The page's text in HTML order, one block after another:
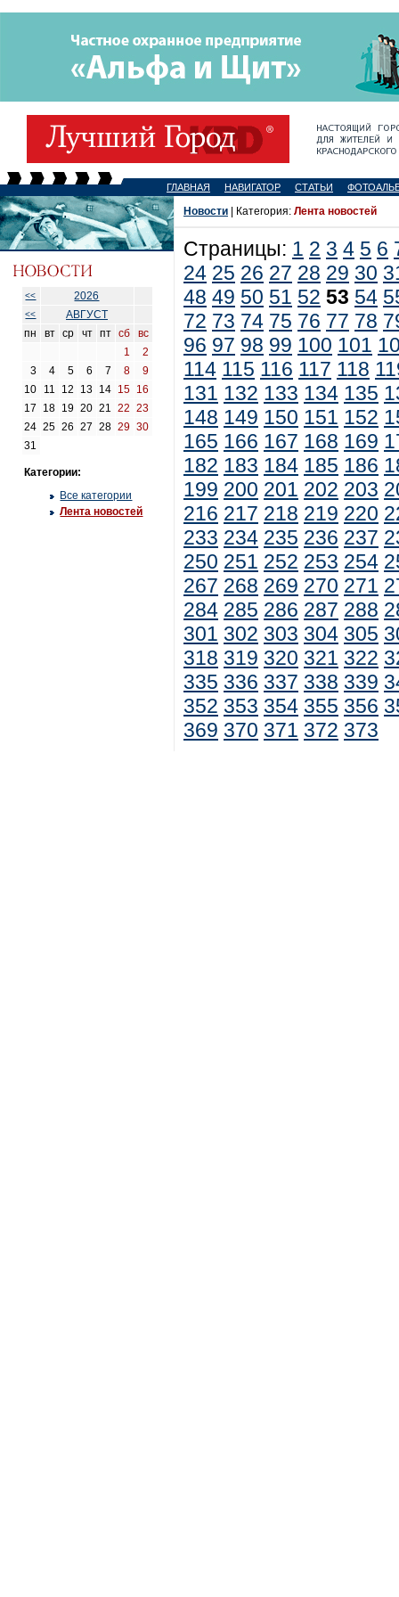
ГЛАВНАЯ НАВИГАТОР СТАТЬИ
<< 2026
<<
АВГУСТ
пн
вт ср чт пт сб
вс
1
2
3
4 5 6 7 8
9
10
11 12 13 14 15 16
17
18 19 20 21 22
23
24 25 26 27 28 29 30
31
Категории:
Все категории
Лента новостей
Новости | Категория: Лента новостей
Страницы: 1 2 3 4 5 6
24 25 26 27 28 29 30
48 49 50 51 52 53 54
72 73 74 75 76 77 78
96 97 98 99 100 101
114 115 116 117 118
131 132 133 134 135
148 149 150 151 152
165 166 167 168 169
182 183 184 185 186
199 200 201 202 203
216 217 218 219 220
233 234 235 236 237
250 251 252 253 254
267 268 269 270 271
284 285 286 287 288
301 302 303 304 305
318 319 320 321 322
335 336 337 338 339
352 353 354 355 356
369 370 371 372 373